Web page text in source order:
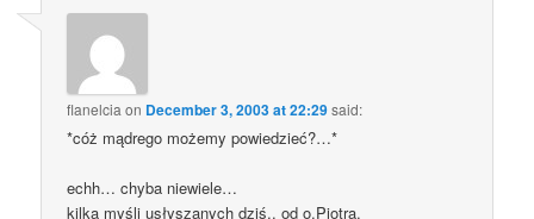
flanelcia on December 3, 2003 at 22:29said:
*cóż mądrego możemy powiedzieć?…*
echh… chyba niewiele…
kilka myśli usłyszanych dziś.. od o.Piotra,